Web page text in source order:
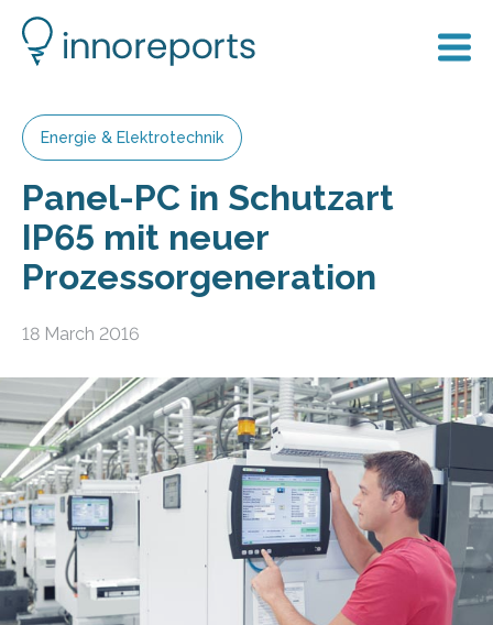
Energie & Elektrotechnik
Panel-PC in Schutzart
IP65 mit neuer
Prozessorgeneration
18 March 2016